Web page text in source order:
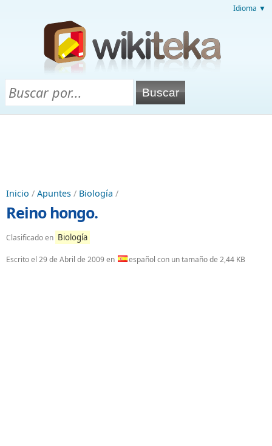
Idioma ▼
Inicio / Apuntes / Biología /
Reino hongo.
Clasificado en Biología
Escrito el 29 de Abril de 2009en español con un tamaño de 2,44 KB